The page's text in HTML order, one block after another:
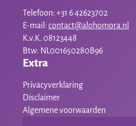
Telefoon: +31 6 42623702
E-mail: contact@alohomora.nl
K.v.K. 08123448
Btw: NL001650280B96
Extra
Privacyverklaring
Disclaimer
Algemene voorwaarden